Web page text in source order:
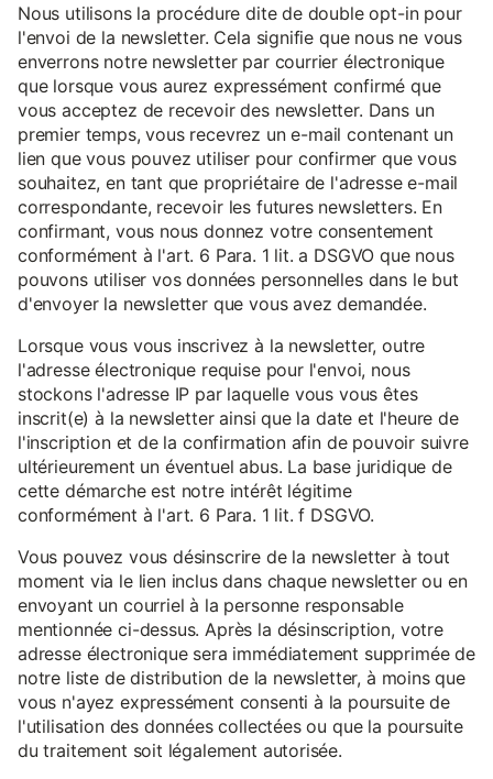
Nous utilisons la procédure dite de double opt-in pour
l'envoi de la newsletter. Cela signifie que nous ne vous
enverrons notre newsletter par courrier électronique
que lorsque vous aurez expressément confirmé que
vous acceptez de recevoir des newsletter. Dans un
premier temps, vous recevrez un e-mail contenant un
lien que vous pouvez utiliser pour confirmer que vous
souhaitez, en tant que propriétaire de l'adresse e-mail
correspondante, recevoir les futures newsletters. En
confirmant, vous nous donnez votre consentement
conformément à l'art. 6 Para. 1 lit. a DSGVO que nous
pouvons utiliser vos données personnelles dans le but
d'envoyer la newsletter que vous avez demandée.
Lorsque vous vous inscrivez à la newsletter, outre
l'adresse électronique requise pour l'envoi, nous
stockons l'adresse IP par laquelle vous vous êtes
inscrit(e) à la newsletter ainsi que la date et l'heure de
l'inscription et de la confirmation afin de pouvoir suivre
ultérieurement un éventuel abus. La base juridique de
cette démarche est notre intérêt légitime
conformément à l'art. 6 Para. 1 lit. f DSGVO.
Vous pouvez vous désinscrire de la newsletter à tout
moment via le lien inclus dans chaque newsletter ou en
envoyant un courriel à la personne responsable
mentionnée ci-dessus. Après la désinscription, votre
adresse électronique sera immédiatement supprimée de
notre liste de distribution de la newsletter, à moins que
vous n'ayez expressément consenti à la poursuite de
l'utilisation des données collectées ou que la poursuite
du traitement soit légalement autorisée.